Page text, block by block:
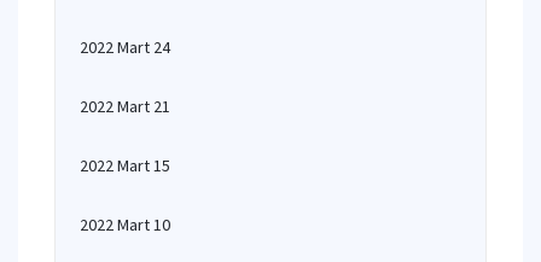
2022 Mart 24
2022 Mart 21
2022 Mart 15
2022 Mart 10